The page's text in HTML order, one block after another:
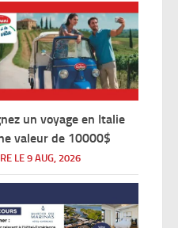
un voyage en Italie
valeur de 10000$
LE 9 AUG, 2026